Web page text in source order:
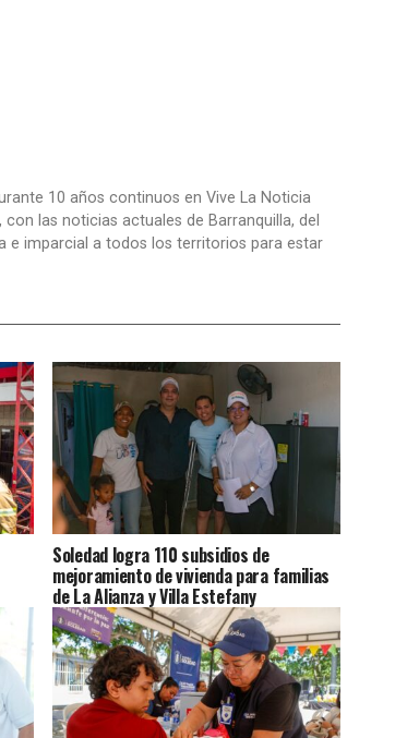
10 años continuos en Vive La Noticia
las noticias actuales de Barranquilla, del
e imparcial a todos los territorios para estar
Soledad logra 110 subsidios de
mejoramiento de vivienda para familias
de La Alianza y Villa Estefany